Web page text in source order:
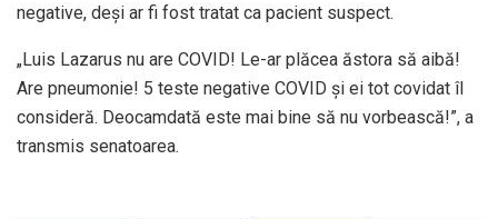
negative, deși ar fi fost tratat ca pacient suspect.
„Luis Lazarus nu are COVID! Le-ar plăcea ăstora să aibă!
Are pneumonie! 5 teste negative COVID și ei tot covidat îl
consideră. Deocamdată este mai bine să nu vorbească!”, a
transmis senatoarea.